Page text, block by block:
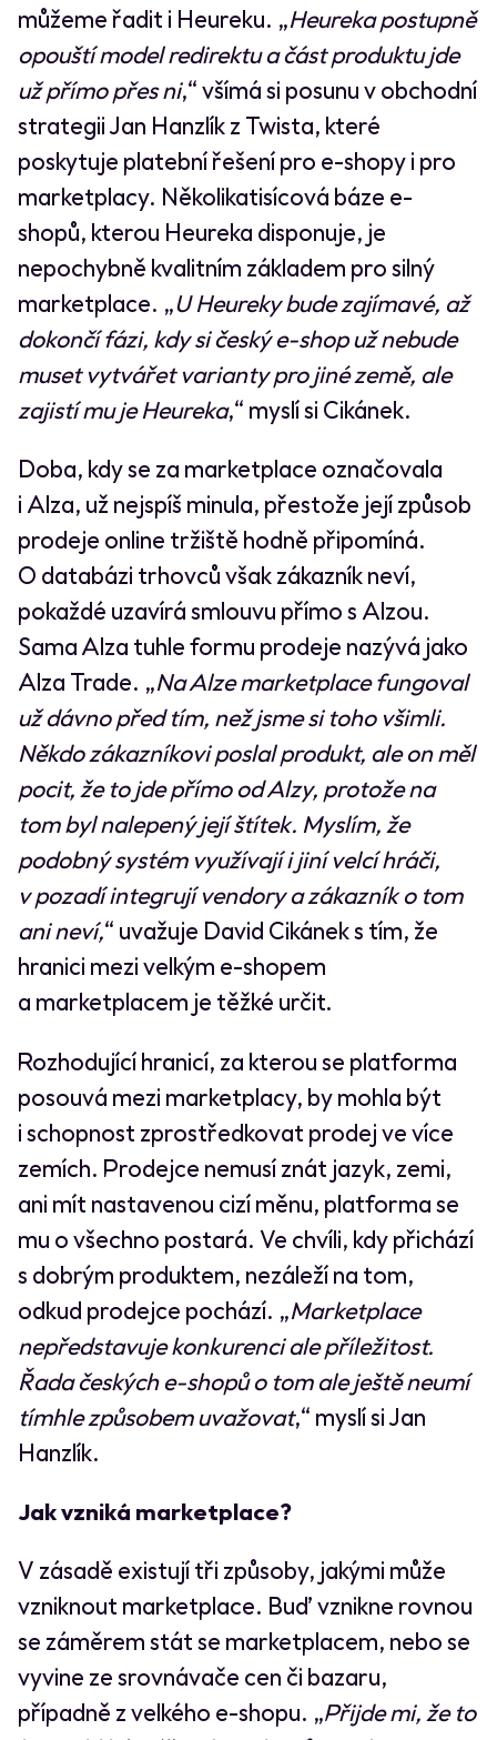
můžeme řadit i Heureku. „Heureka postupně
opouští model redirektu a část produktu jde
už přímo přes ni,“ všímá si posunu v obchodní
strategii Jan Hanzlík z Twista, které
poskytuje platební řešení pro e-shopy i pro
marketplacy. Několikatisícová báze e-
shopů, kterou Heureka disponuje, je
nepochybně kvalitním základem pro silný
marketplace. „U Heureky bude zajímavé, až
dokončí fázi, kdy si český e-shop už nebude
muset vytvářet varianty pro jiné země, ale
zajistí mu je Heureka,“ myslí si Cikánek.
Doba, kdy se za marketplace označovala
i Alza, už nejspíš minula, přestože její způsob
prodeje online tržiště hodně připomíná.
O databázi trhovců však zákazník neví,
pokaždé uzavírá smlouvu přímo s Alzou.
Sama Alza tuhle formu prodeje nazývá jako
Alza Trade. „Na Alze marketplace fungoval
už dávno před tím, než jsme si toho všimli.
Někdo zákazníkovi poslal produkt, ale on měl
pocit, že to jde přímo od Alzy, protože na
tom byl nalepený její štítek. Myslím, že
podobný systém využívají i jiní velcí hráči,
v pozadí integrují vendory a zákazník o tom
ani neví,“ uvažuje David Cikánek s tím, že
hranici mezi velkým e-shopem
a marketplacem je těžké určit.
Rozhodující hranicí, za kterou se platforma
posouvá mezi marketplacy, by mohla být
i schopnost zprostředkovat prodej ve více
zemích. Prodejce nemusí znát jazyk, zemi,
ani mít nastavenou cizí měnu, platforma se
mu o všechno postará. Ve chvíli, kdy přichází
s dobrým produktem, nezáleží na tom,
odkud prodejce pochází. „Marketplace
nepředstavuje konkurenci ale příležitost.
Řada českých e-shopů o tom ale ještě neumí
tímhle způsobem uvažovat,“ myslí si Jan
Hanzlík.
Jak vzniká marketplace?
V zásadě existují tři způsoby, jakými může
vzniknout marketplace. Buď vznikne rovnou
se záměrem stát se marketplacem, nebo se
vyvine ze srovnávače cen či bazaru,
případně z velkého e-shopu. „Přijde mi, že to